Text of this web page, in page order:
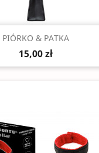
Szybki podgląd
PIÓRKO & PATKA
15,00 zł